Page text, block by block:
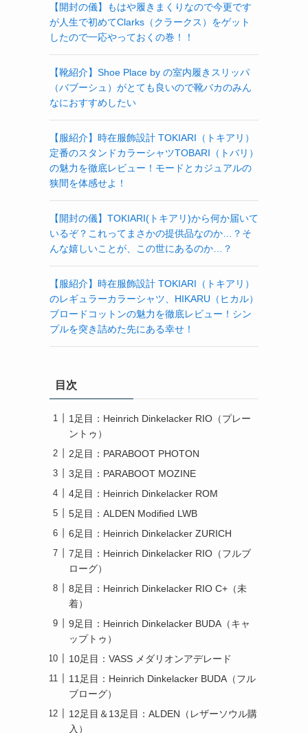
【開封の儀】もはや履きまくりなので今更です
が人生で初めてClarks（クラークス）をゲット
したので一応やっておくの巻！！
【靴紹介】Shoe Place by の室内履きスリッパ
（バブーシュ）がとても良いので靴バカのみん
なにおすすめしたい
【服紹介】時在服飾設計 TOKIARI（トキアリ）
定番のスタンドカラーシャツTOBARI（トバリ）
の魅力を徹底レビュー！モードとカジュアルの
狭間を体感せよ！
【開封の儀】TOKIARI(トキアリ)から何か届いて
いるぞ？これってまさかの提供品なのか…？そ
んな嬉しいことが、この世にあるのか…？
【服紹介】時在服飾設計 TOKIARI（トキアリ）
のレギュラーカラーシャツ、HIKARU（ヒカル）
ブロードコットンの魅力を徹底レビュー！シン
プルを突き詰めた先にある幸せ！
目次
1足目：Heinrich Dinkelacker RIO（プレー
ントゥ）
2足目：PARABOOT PHOTON
3足目：PARABOOT MOZINE
4足目：Heinrich Dinkelacker ROM
5足目：ALDEN Modified LWB
6足目：Heinrich Dinkelacker ZURICH
7足目：Heinrich Dinkelacker RIO（フルブ
ローグ）
8足目：Heinrich Dinkelacker RIO C+（未
着）
9足目：Heinrich Dinkelacker BUDA（キャ
ップトゥ）
10足目：VASS メダリオンアデレード
11足目：Heinrich Dinkelacker BUDA（フル
ブローグ）
12足目＆13足目：ALDEN（レザーソウル購
入）